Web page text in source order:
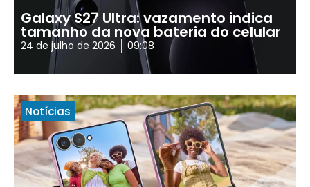
Galaxy S27 Ultra: vazamento indica
tamanho da nova bateria do celular
24 de julho de 2026 09:08
Notícias